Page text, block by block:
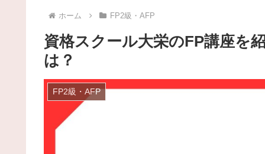
ホーム FP2級・AFP
資格スクール大栄のFP講座を
は？
FP2級・AFP